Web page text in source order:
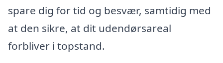
spare dig for tid og besvær, samtidig med
at den sikre, at dit udendørsareal
forbliver i topstand.